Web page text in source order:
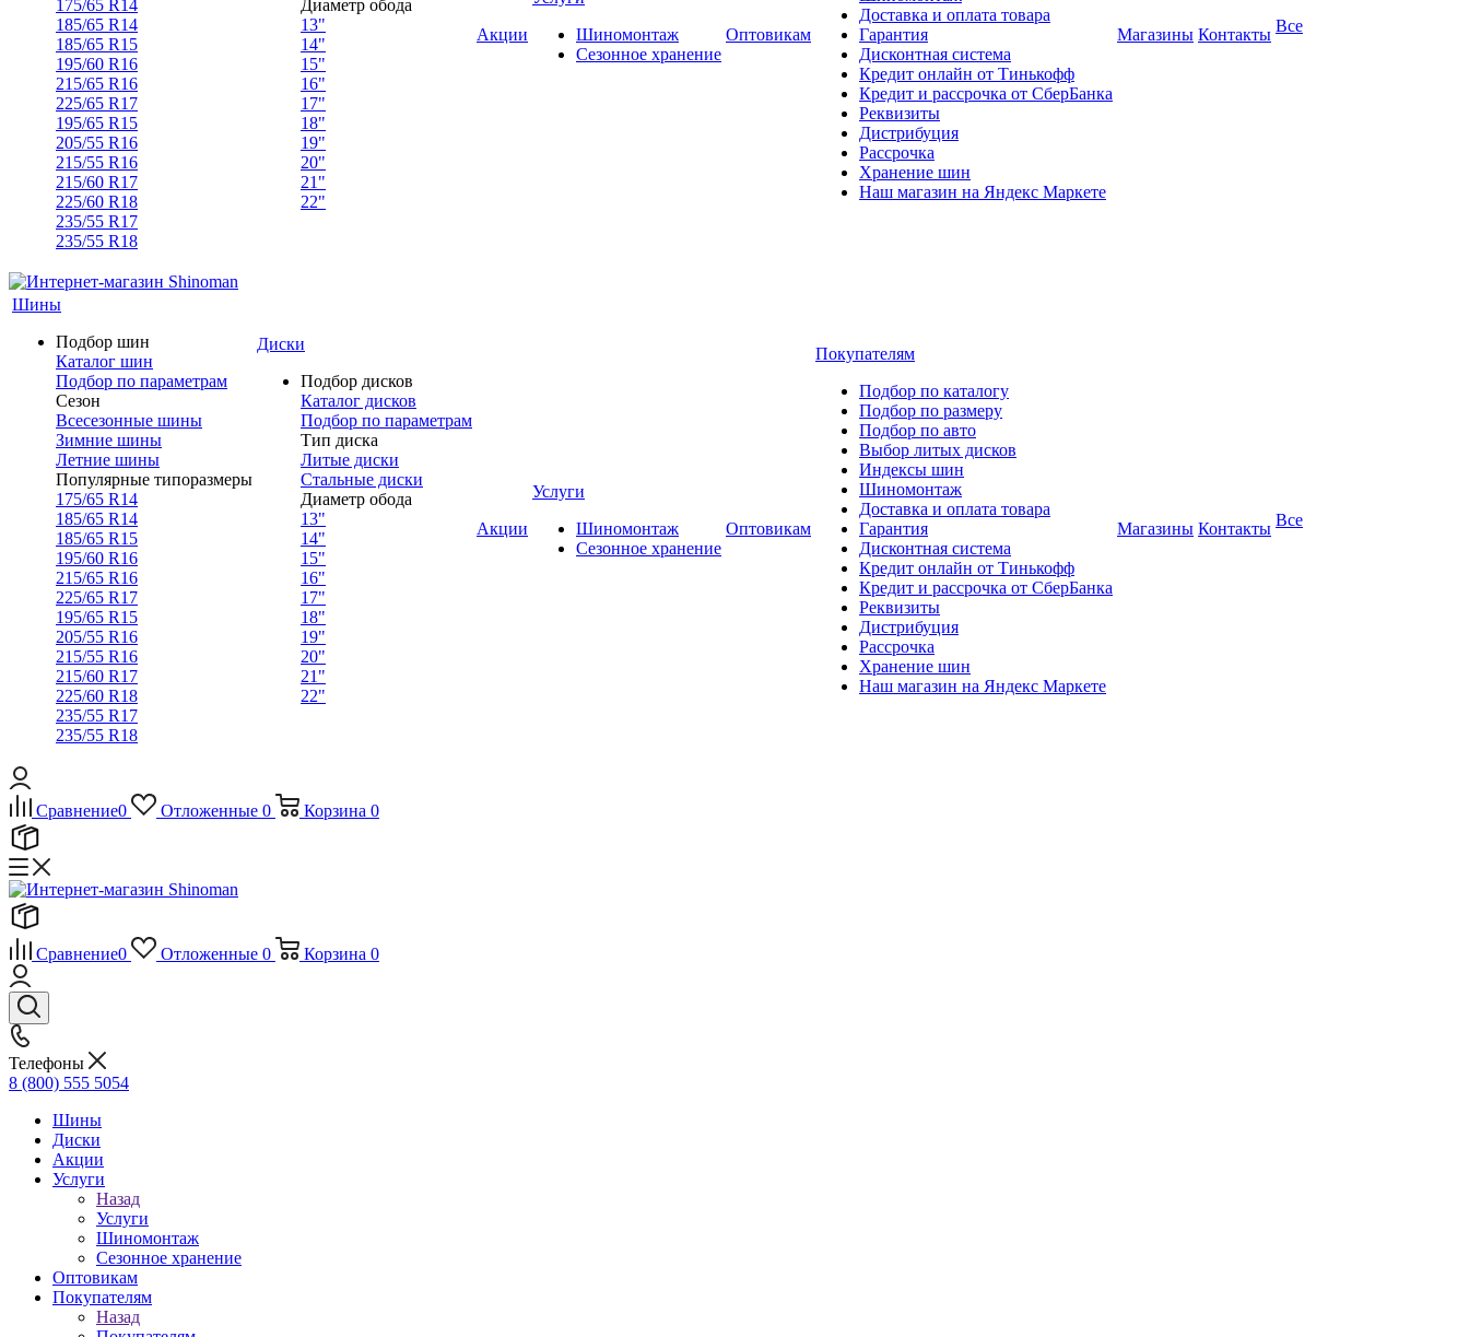
175/65 R14
185/65 R14
185/65 R15
195/60 R16
215/65 R16
225/65 R17
195/65 R15
205/55 R16
215/55 R16
215/60 R17
225/60 R18
235/55 R17
235/55 R18
Диаметр обода
13"
14"
15"
16"
17"
18"
19"
20"
21"
22"
Акции
Шиномонтаж
Сезонное хранение
Оптовикам
Доставка и оплата товара
Гарантия
Дисконтная система
Кредит онлайн от Тинькофф
Кредит и рассрочка от СберБанка
Реквизиты
Дистрибуция
Рассрочка
Хранение шин
Наш магазин на Яндекс Маркете
Магазины Контакты Все
Шины
Подбор шин
Каталог шин
Подбор по параметрам
Сезон
Всесезонные шины
Зимние шины
Летние шины
Популярные типоразмеры
175/65 R14
185/65 R14
185/65 R15
195/60 R16
215/65 R16
225/65 R17
195/65 R15
205/55 R16
215/55 R16
215/60 R17
225/60 R18
235/55 R17
235/55 R18
Диски
Подбор дисков
Каталог дисков
Подбор по параметрам
Тип диска
Литые диски
Стальные диски
Диаметр обода
13"
14"
15"
16"
17"
18"
19"
20"
21"
22"
Акции
Услуги
Шиномонтаж
Сезонное хранение
Оптовикам
Покупателям
Подбор по каталогу
Подбор по размеру
Подбор по авто
Выбор литых дисков
Индексы шин
Шиномонтаж
Доставка и оплата товара
Гарантия
Дисконтная система
Кредит онлайн от Тинькофф
Кредит и рассрочка от СберБанка
Реквизиты
Дистрибуция
Рассрочка
Хранение шин
Наш магазин на Яндекс Маркете
Магазины Контакты Все
Сравнение0 Отложенные 0 Корзина 0
Сравнение0 Отложенные 0 Корзина 0
Телефоны
8 (800) 555 5054
Шины
Диски
Акции
Услуги
Назад
Услуги
Шиномонтаж
Сезонное хранение
Оптовикам
Покупателям
Назад